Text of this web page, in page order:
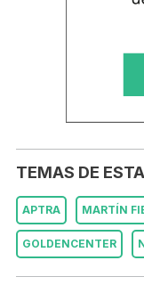
TEMAS DE
APTRA MARTÍN
GOLDENCENTER